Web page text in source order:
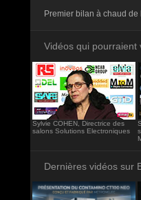
Premier bilan à chaud de
Vidéos qui pourraient
Sylvie COHEN, Directrice des
salons Solutions Electroniques
Dernières vidéos sur